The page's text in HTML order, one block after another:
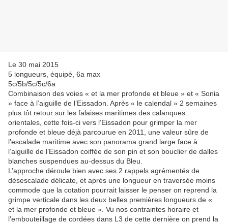
Le 30 mai 2015
5 longueurs, équipé, 6a max
5c/5b/5c/5c/6a
Combinaison des voies « et la mer profonde et bleue » et « Sonia
» face à l’aiguille de l’Eissadon. Après « le calendal » 2 semaines
plus tôt retour sur les falaises maritimes des calanques
orientales, cette fois-ci vers l’Eissadon pour grimper la mer
profonde et bleue déjà parcourue en 2011, une valeur sûre de
l’escalade maritime avec son panorama grand large face à
l’aiguille de l’Eissadon coiffée de son pin et son bouclier de dalles
blanches suspendues au-dessus du Bleu.
L’approche déroule bien avec ses 2 rappels agrémentés de
désescalade délicate, et après une longueur en traversée moins
commode que la cotation pourrait laisser le penser on reprend la
grimpe verticale dans les deux belles premières longueurs de «
et la mer profonde et bleue ». Vu nos contraintes horaire et
l’embouteillage de cordées dans L3 de cette dernière on prend la